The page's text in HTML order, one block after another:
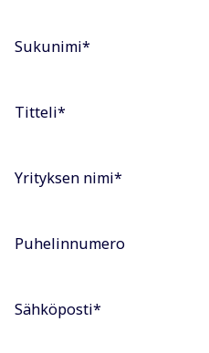
Sukunimi*
Titteli*
Yrityksen nimi*
Puhelinnumero
Sähköposti*